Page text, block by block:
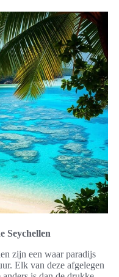
Seychellen
zijn een waar paradijs
Elk van deze afgelegen